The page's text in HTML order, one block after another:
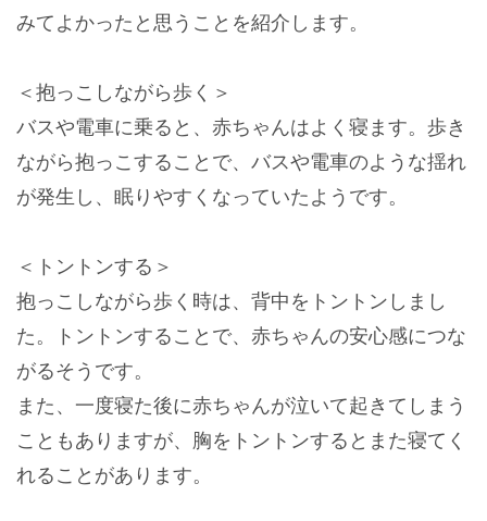
みてよかったと思うことを紹介します。
＜抱っこしながら歩く＞
バスや電車に乗ると、赤ちゃんはよく寝ます。歩き
ながら抱っこすることで、バスや電車のような揺れ
が発生し、眠りやすくなっていたようです。
＜トントンする＞
抱っこしながら歩く時は、背中をトントンしまし
た。トントンすることで、赤ちゃんの安心感につな
がるそうです。
また、一度寝た後に赤ちゃんが泣いて起きてしまう
こともありますが、胸をトントンするとまた寝てく
れることがあります。